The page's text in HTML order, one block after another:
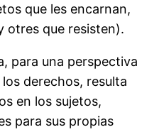
que les encarnan,
otres que resisten).
para una perspectiva
derechos, resulta
en los sujetos,
para sus propias